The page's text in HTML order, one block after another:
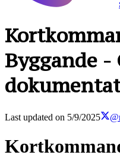
Byggande -
Last updated on 5/9/2025